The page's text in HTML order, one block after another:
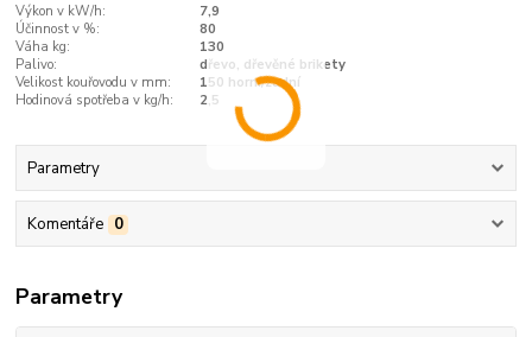
Výkon v kW/h:
7,9
Účinnost v %:
80
Váha kg:
130
Palivo:
dřevo, dřevěné brikety
Velikost kouřovodu v mm:
150 horní/zadní
Hodinová spotřeba v kg/h:
2,5
Parametry
Komentáře 0
Parametry